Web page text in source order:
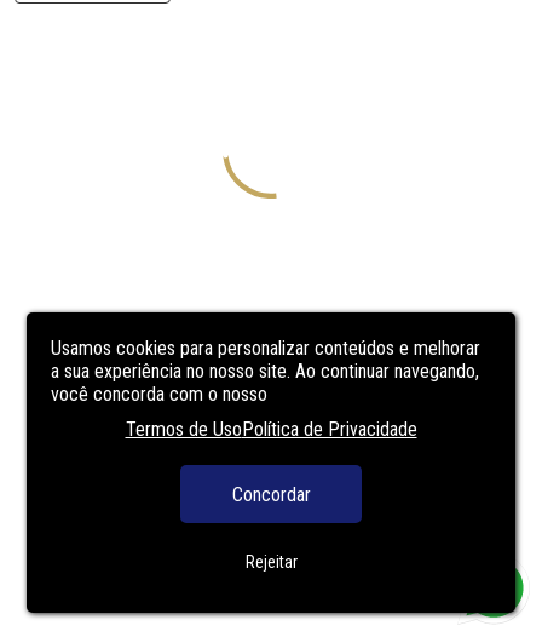
Usamos cookies para personalizar conteúdos e melhorar
a sua experiência no nosso site. Ao continuar navegando,
você concorda com o nosso
Termos de UsoPolítica de Privacidade
Concordar
Rejeitar